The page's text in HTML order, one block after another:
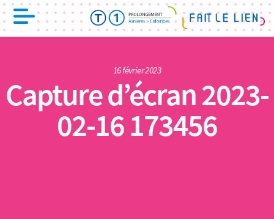
16 février 2023
Capture d’écran 2023-
02-16 173456